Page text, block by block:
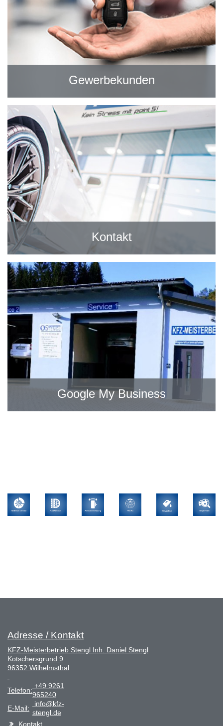
Gewerbekunden
Kontakt
Google My Business
Adresse / Kontakt
KFZ-Meisterbetrieb Stengl Inh. Daniel Stengl
Kotschersgrund 9
96352 Wilhelmsthal
Telefon:
+49 9261
965240
E-Mail:
info@kfz-
stengl.de
Kontakt